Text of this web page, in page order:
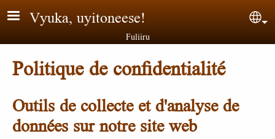
Aller au contenu principal
Vyuka, uyitoneese!
Fuliiru
Politique de confidentialité
Outils de collecte et d'analyse de
données sur notre site web